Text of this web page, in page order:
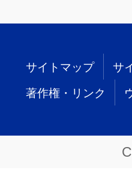
サイトマップ サ
著作権・リンク